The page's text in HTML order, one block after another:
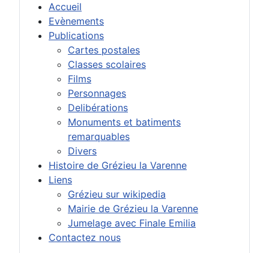
Accueil
Evènements
Publications
Cartes postales
Classes scolaires
Films
Personnages
Delibérations
Monuments et batiments
remarquables
Divers
Histoire de Grézieu la Varenne
Liens
Grézieu sur wikipedia
Mairie de Grézieu la Varenne
Jumelage avec Finale Emilia
Contactez nous